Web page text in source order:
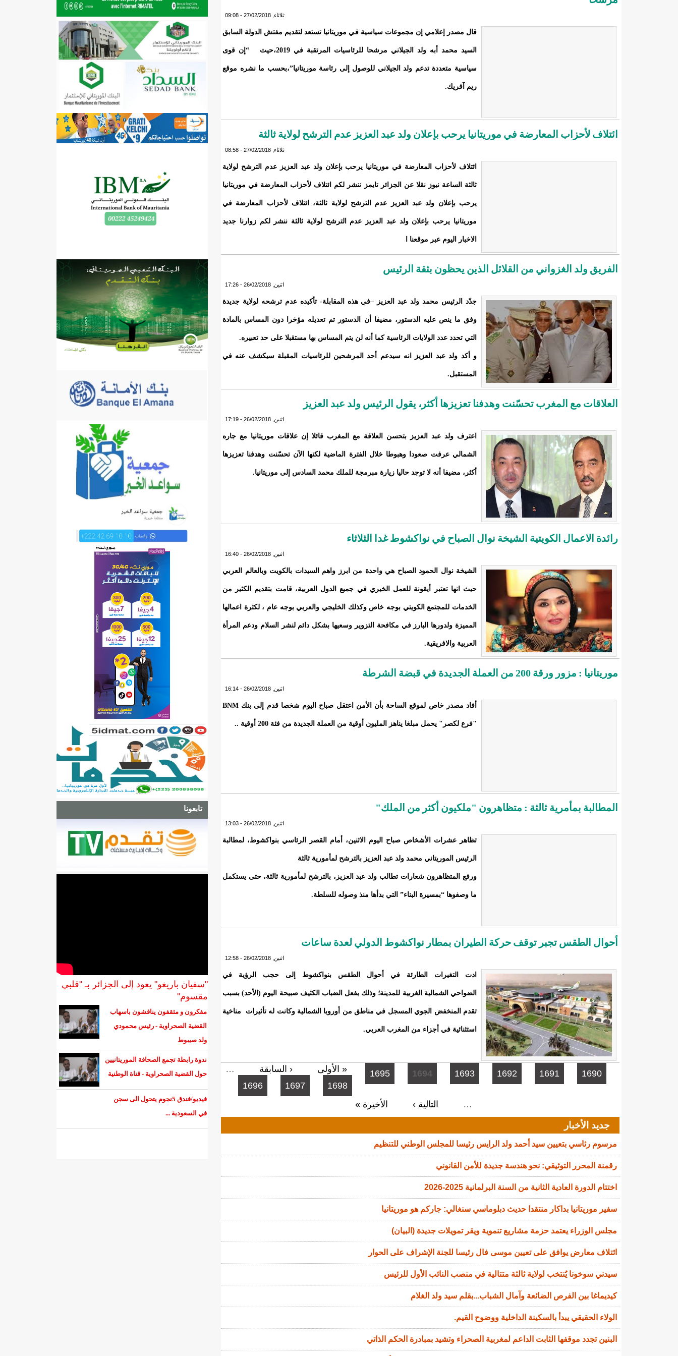
تابعونا
"سفيان باريغو" يعود إلى الجزائر بـ "قلبي
مقسوم"
مفكرون و مثقفون يناقشون باسهاب
القضية الصحراوية - رئيس محمودي
ولد صيبوط
ندوة رابطة تجمع الصحافة الموريتانيين
حول القضية الصحراوية - قناة الوطنية
فيديو/فندق 5نجوم يتحول الى سجن
في السعودية ...
ثلاثاء, 27/02/2018 - 09:08
قال مصدر إعلامي إن مجموعات سياسية في موريتانيا تستعد لتقديم مفتش الدولة السابق
السيد محمد أبه ولد الجيلاني مرشحا للرئاسيات المرتقبة في 2019،حيث “إن قوى
سياسية متعددة تدعم ولد الجيلاني للوصول إلى رئاسة موريتانيا”،بحسب ما نشره موقع
ريم آفريك.
ائتلاف لأحزاب المعارضة في موريتانيا يرحب بإعلان ولد عبد العزيز عدم الترشح لولاية ثالثة
ثلاثاء, 27/02/2018 - 08:58
ائتلاف لأحزاب المعارضة في موريتانيا يرحب بإعلان ولد عبد العزيز عدم الترشح لولاية
ثالثة الساعة نيوز نقلا عن الجزائر تايمز ننشر لكم ائتلاف لأحزاب المعارضة في موريتانيا
يرحب بإعلان ولد عبد العزيز عدم الترشح لولاية ثالثة، ائتلاف لأحزاب المعارضة في
موريتانيا يرحب بإعلان ولد عبد العزيز عدم الترشح لولاية ثالثة ننشر لكم زوارنا جديد
الاخبار اليوم عبر موقعنا ا
الفريق ولد الغزواني من القلائل الذين يحظون بثقة الرئيس
اثنين, 26/02/2018 - 17:26
جدّد الرئيس محمد ولد عبد العزيز –في هذه المقابلة- تأكيده عدم ترشحه لولاية جديدة
وفق ما ينص عليه الدستور، مضيفا أن الدستور تم تعديله مؤخرا دون المساس بالمادة
التي تحدد عدد الولايات الرئاسية كما أنه لن يتم المساس بها مستقبلا على حد تعبيره.
و أكد ولد عبد العزيز انه سيدعم أحد المرشحين للرئاسيات المقبلة سيكشف عنه في
المستقبل.
العلاقات مع المغرب تحسّنت وهدفنا تعزيزها أكثر، يقول الرئيس ولد عبد العزيز
اثنين, 26/02/2018 - 17:19
اعترف ولد عبد العزيز بتحسن العلاقة مع المغرب قائلا إن علاقات موريتانيا مع جاره
الشمالي عرفت صعودا وهبوطا خلال الفترة الماضية لكنها الآن تحسّنت وهدفنا تعزيزها
أكثر، مضيفا أنه لا توجد حاليا زيارة مبرمجة للملك محمد السادس إلى موريتانيا.
رائدة الاعمال الكويتية الشيخة نوال الصباح في نواكشوط غدا الثلاثاء
اثنين, 26/02/2018 - 16:40
الشيخة نوال الحمود الصباح هي واحدة من ابرز واهم السيدات بالكويت وبالعالم العربي
حيث انها تعتبر أيقونة للعمل الخيري في جميع الدول العربية، قامت بتقديم الكثير من
الخدمات للمجتمع الكويتي بوجه خاص وكذلك الخليجي والعربي بوجه عام ، لكثرة اعمالها
المميزة ولدورها البارز في مكافحة التزوير وسعيها بشكل دائم لنشر السلام ودعم المرأة
العربية والافريقية.
موريتانيا : مزور ورقة 200 من العملة الجديدة في قبضة الشرطة
اثنين, 26/02/2018 - 16:14
أفاد مصدر خاص لموقع الساحة بأن الأمن اعتقل صباح اليوم شخصا قدم إلى بنك BNM
"فرع لكصر" يحمل مبلغا يناهز المليون أوقية من العملة الجديدة من فئة 200 أوقية ..
المطالبة بمأمرية ثالثة : متظاهرون "ملكيون أكثر من الملك"
اثنين, 26/02/2018 - 13:03
تظاهر عشرات الأشخاص صباح اليوم الاثنين، أمام القصر الرئاسي بنواكشوط، لمطالبة
الرئيس الموريتاني محمد ولد عبد العزيز بالترشح لمأمورية ثالثة
ورفع المتظاهرون شعارات تطالب ولد عبد العزيز، بالترشح لمأمورية ثالثة، حتى يستكمل
ما وصفوها “بمسيرة البناء” التي بدأها منذ وصوله للسلطة.
أحوال الطقس تجبر توقف حركة الطيران بمطار نواكشوط الدولي لعدة ساعات
اثنين, 26/02/2018 - 12:58
ادت التغيرات الطارئة في أحوال الطقس بنواكشوط إلى حجب الرؤية في
الضواحي الشمالية الغربية للمدينة؛ وذلك بفعل الضباب الكثيف صبيحة اليوم (الأحد) بسبب
تقدم المنخفض الجوي المسجل في مناطق من أوروبا الشمالية وكانت له تأثيرات مناخية
استثنائية في أجزاء من المغرب العربي.
الصفحات « الأولى ‹ السابقة … 1690
1691
1692
1693
1694
1695
1696
1697
1698
…
التالية › الأخيرة »
جديد الأخبار
مرسوم رئاسي بتعيين سيد أحمد ولد الرايس رئيسا للمجلس الوطني للتنظيم
رقمنة المحرر التوثيقي: نحو هندسة جديدة للأمن القانوني
اختتام الدورة العادية الثانية من السنة البرلمانية 2025-2026
سفير موريتانيا بداكار منتقدا حديث دبلوماسي سنغالي: جاركم هو موريتانيا
مجلس الوزراء يعتمد حزمة مشاريع تنموية ويقر تمويلات جديدة (البيان)
ائتلاف معارض يوافق على تعيين موسى فال رئيسا للجنة الإشراف على الحوار
سيدني سوخونا يُنتخب لولاية ثالثة متتالية في منصب النائب الأول للرئيس
كيديماغا بين الفرص الضائعة وآمال الشباب...بقلم سيد ولد الغلام
الولاء الحقيقي يبدأ بالسكينة الداخلية ووضوح القيم.
البنين تجدد موقفها الثابت الداعم لمغربية الصحراء وتشيد بمبادرة الحكم الذاتي